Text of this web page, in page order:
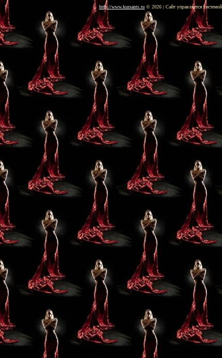
http://www.kursants.ru © 2026 | Сайт управляется